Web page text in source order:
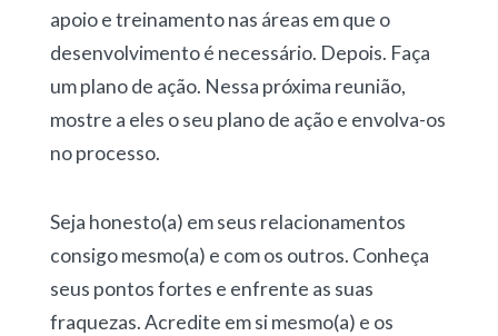
apoio e treinamento nas áreas em que o
desenvolvimento é necessário. Depois. Faça
um plano de ação. Nessa próxima reunião,
mostre a eles o seu plano de ação e envolva-os
no processo.
Seja honesto(a) em seus relacionamentos
consigo mesmo(a) e com os outros. Conheça
seus pontos fortes e enfrente as suas
fraquezas. Acredite em si mesmo(a) e os